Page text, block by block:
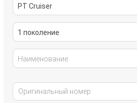
PT Cruiser
1 поколение
Наименование